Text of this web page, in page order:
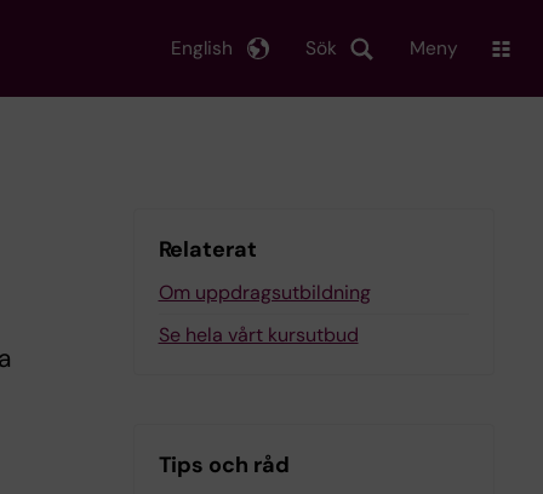
Sök
English Meny
Relaterat
Om uppdragsutbildning
Se hela vårt kursutbud
Tips och råd